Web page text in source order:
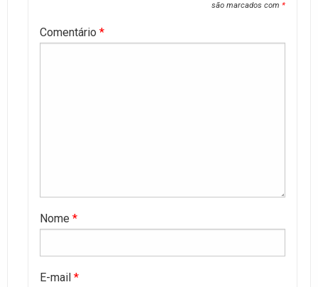
são marcados com *
Comentário *
Nome *
E-mail *